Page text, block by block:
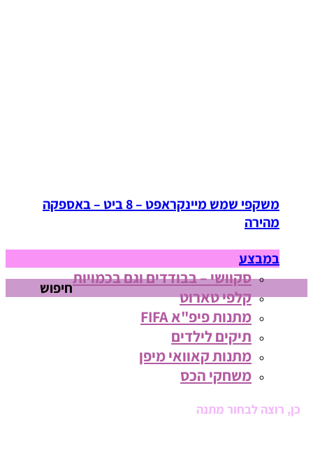
משקפי שמש מיינקראפט – 8 ביט – באספקה
מהירה
במבצע
סקוושי – בבודדים וגם בכמויות
קלפי טארוט
מתנות פיפ"א FIFA
תיקים לילדים
מתנות קאוואי מיפן
משחקי הכס
חיפוש
כן, רוצה לבחור מתנה